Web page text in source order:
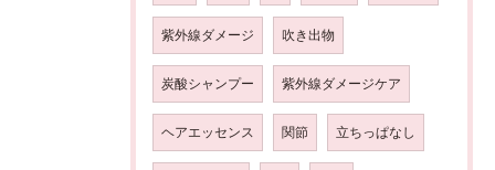
紫外線ダメージ 吹き出物
炭酸シャンプー 紫外線ダメージケア
ヘアエッセンス 関節 立ちっぱなし